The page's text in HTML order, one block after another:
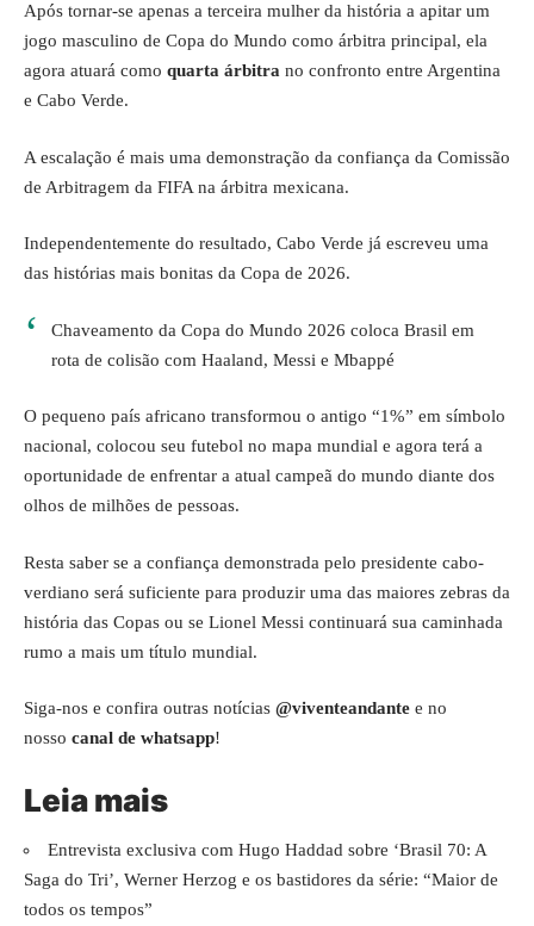
Após tornar-se apenas a terceira mulher da história a apitar um
jogo masculino de Copa do Mundo como árbitra principal, ela
agora atuará como quarta árbitra no confronto entre Argentina
e Cabo Verde.
A escalação é mais uma demonstração da confiança da Comissão
de Arbitragem da FIFA na árbitra mexicana.
Independentemente do resultado, Cabo Verde já escreveu uma
das histórias mais bonitas da Copa de 2026.
Chaveamento da Copa do Mundo 2026 coloca Brasil em
rota de colisão com Haaland, Messi e Mbappé
O pequeno país africano transformou o antigo “1%” em símbolo
nacional, colocou seu futebol no mapa mundial e agora terá a
oportunidade de enfrentar a atual campeã do mundo diante dos
olhos de milhões de pessoas.
Resta saber se a confiança demonstrada pelo presidente cabo-
verdiano será suficiente para produzir uma das maiores zebras da
história das Copas ou se Lionel Messi continuará sua caminhada
rumo a mais um título mundial.
Siga-nos e confira outras notícias @viventeandante e no
nosso canal de whatsapp!
Leia mais
Entrevista exclusiva com Hugo Haddad sobre ‘Brasil 70: A
Saga do Tri’, Werner Herzog e os bastidores da série: “Maior de
todos os tempos”